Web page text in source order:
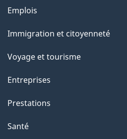
l
a
p
a
g
e
Thèmes
sujets
Emplois
Immigration et citoyenneté
Voyage et tourisme
Entreprises
Prestations
Santé